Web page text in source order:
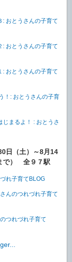
おとうさんの子育て
おとうさんの子育て
おとうさんの子育て
！: おとうさんの子育
まるよ！ : おとうさ
日（土）～8月14
で） 全９７駅
れ子育てBLOG
んのつれづれ子育て
つれづれ子育て